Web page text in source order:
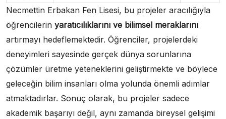
Necmettin Erbakan Fen Lisesi, bu projeler aracılığıyla
öğrencilerin yaratıcılıklarını ve bilimsel meraklarını
artırmayı hedeflemektedir. Öğrenciler, projelerdeki
deneyimleri sayesinde gerçek dünya sorunlarına
çözümler üretme yeteneklerini geliştirmekte ve böylece
geleceğin bilim insanları olma yolunda önemli adımlar
atmaktadırlar. Sonuç olarak, bu projeler sadece
akademik başarıyı değil, aynı zamanda bireysel gelişimi